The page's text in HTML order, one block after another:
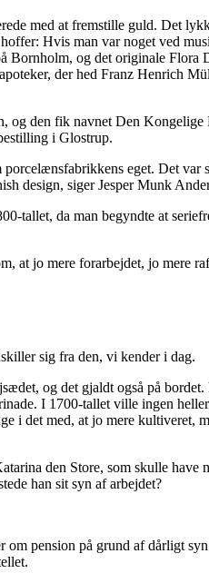
med at fremstille guld. Det
Hvis man var noget ved
Bornholm, og det originale Flora
der hed Franz Henrich
og den fik navnet Den
i Glostrup.
eget. Det var
design, siger Jesper Munk
tallet, da man begyndte at
at jo mere forarbejdet, jo mere
sig fra den, vi kender i dag.
og det gjaldt også på
I 1700-tallet ville ingen
i det med, at jo mere kultiveret,
den Store, som skulle have
han sit syn af arbejdet?
pension på grund af dårligt